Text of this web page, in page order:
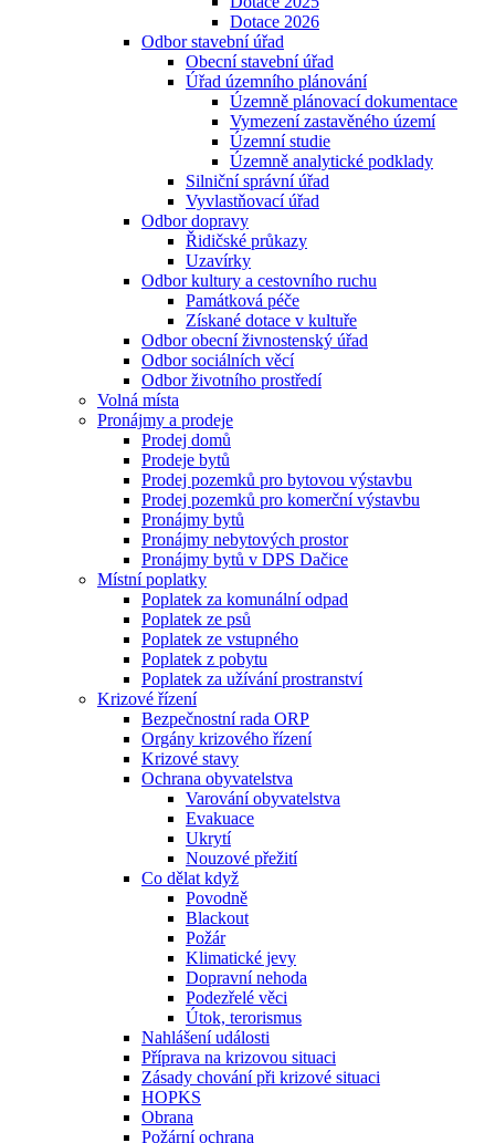
Dotace 2026
Odbor stavební úřad
Obecní stavební úřad
Úřad územního plánování
Územně plánovací dokumentace
Vymezení zastavěného území
Územní studie
Územně analytické podklady
Silniční správní úřad
Vyvlastňovací úřad
Odbor dopravy
Řidičské průkazy
Uzavírky
Odbor kultury a cestovního ruchu
Památková péče
Získané dotace v kultuře
Odbor obecní živnostenský úřad
Odbor sociálních věcí
Odbor životního prostředí
Volná místa
Pronájmy a prodeje
Prodej domů
Prodeje bytů
Prodej pozemků pro bytovou výstavbu
Prodej pozemků pro komerční výstavbu
Pronájmy bytů
Pronájmy nebytových prostor
Pronájmy bytů v DPS Dačice
Místní poplatky
Poplatek za komunální odpad
Poplatek ze psů
Poplatek ze vstupného
Poplatek z pobytu
Poplatek za užívání prostranství
Krizové řízení
Bezpečnostní rada ORP
Orgány krizového řízení
Krizové stavy
Ochrana obyvatelstva
Varování obyvatelstva
Evakuace
Ukrytí
Nouzové přežití
Co dělat když
Povodně
Blackout
Požár
Klimatické jevy
Dopravní nehoda
Podezřelé věci
Útok, terorismus
Nahlášení události
Příprava na krizovou situaci
Zásady chování při krizové situaci
HOPKS
Obrana
Požární ochrana